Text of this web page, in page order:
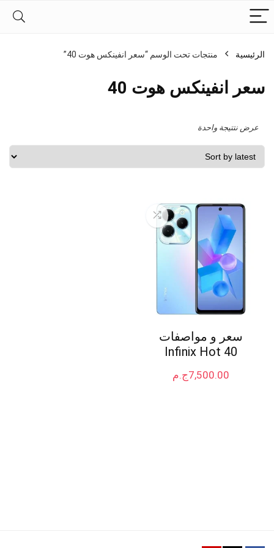
الرئيسية منتجات تحت الوسم “سعر انفينكس هوت 40”
سعر انفينكس هوت 40
عرض نتتيجة واحدة
سعر و مواصفات
Infinix Hot 40
ج.م7,500.00